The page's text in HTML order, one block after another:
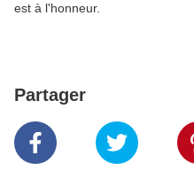
est à l'honneur.
Partager